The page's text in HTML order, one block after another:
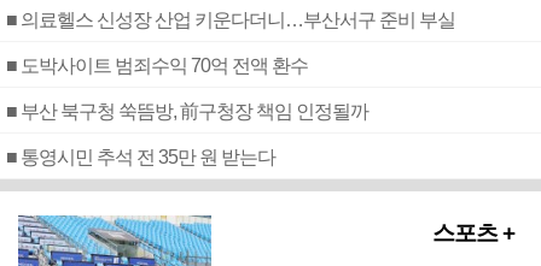
■ 의료헬스 신성장 산업 키운다더니…부산서구 준비 부실
■ 도박사이트 범죄수익 70억 전액 환수
■ 부산 북구청 쑥뜸방, 前구청장 책임 인정될까
■ 통영시민 추석 전 35만 원 받는다
스포츠 +